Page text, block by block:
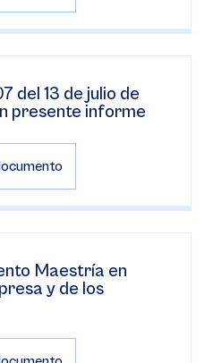
del 13 de julio de
presente informe
Maestría en
y de los